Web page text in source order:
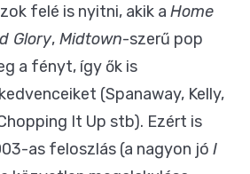
felé is nyitni, akik a Home
Glory, Midtown-szerű pop
a fényt, így ők is
(Spanaway, Kelly,
It Up stb). Ezért is
as feloszlás (a nagyon jó I